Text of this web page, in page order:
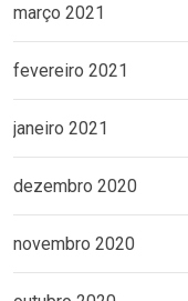
março 2021
fevereiro 2021
janeiro 2021
dezembro 2020
novembro 2020